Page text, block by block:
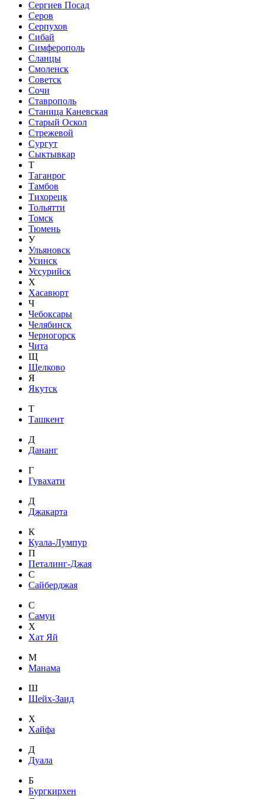
Сергиев Посад
Серов
Серпухов
Сибай
Симферополь
Сланцы
Смоленск
Советск
Сочи
Ставрополь
Станица Каневская
Старый Оскол
Стрежевой
Сургут
Сыктывкар
Т
Таганрог
Тамбов
Тихорецк
Тольятти
Томск
Тюмень
У
Ульяновск
Усинск
Уссурийск
Х
Хасавюрт
Ч
Чебоксары
Челябинск
Черногорск
Чита
Щ
Щелково
Я
Якутск
Т
Ташкент
Д
Дананг
Г
Гувахати
Д
Джакарта
К
Куала-Лумпур
П
Петалинг-Джая
С
Сайберджая
С
Самуи
Х
Хат Яй
М
Манама
Ш
Шейх-Заид
Х
Хайфа
Д
Дуала
Б
Бургкирхен